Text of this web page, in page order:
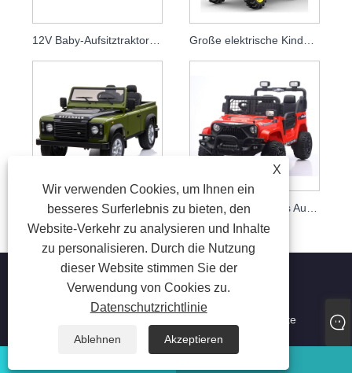
12V Baby-Aufsitztraktor-Elektrobagger
Heißverkaufter 24-V-Elektro-Fahrt-LKW für Kinder mit Fernbedienung
X
Wir verwenden Cookies, um Ihnen ein
besseres Surferlebnis zu bieten, den
Website-Verkehr zu analysieren und Inhalte
zu personalisieren. Durch die Nutzung
dieser Website stimmen Sie der
Verwendung von Cookies zu.
Datenschutzrichtlinie
Ablehnen
Akzeptieren
Copyright © 2023 Jiaxing Tusi Toys Co., Ltd. Alle Rechte
vorbehalten